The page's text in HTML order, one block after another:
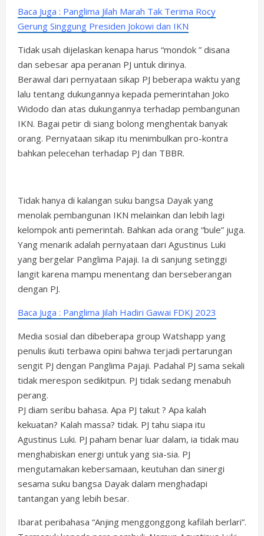
Baca Juga : Panglima Jilah Marah Tak Terima Rocy
Gerung Singgung Presiden Jokowi dan IKN
Tidak usah dijelaskan kenapa harus “mondok ” disana
dan sebesar apa peranan PJ untuk dirinya.
Berawal dari pernyataan sikap PJ beberapa waktu yang
lalu tentang dukungannya kepada pemerintahan Joko
Widodo dan atas dukungannya terhadap pembangunan
IKN. Bagai petir di siang bolong menghentak banyak
orang. Pernyataan sikap itu menimbulkan pro-kontra
bahkan pelecehan terhadap PJ dan TBBR.
Tidak hanya di kalangan suku bangsa Dayak yang
menolak pembangunan IKN melainkan dan lebih lagi
kelompok anti pemerintah. Bahkan ada orang “bule” juga.
Yang menarik adalah pernyataan dari Agustinus Luki
yang bergelar Panglima Pajaji. Ia di sanjung setinggi
langit karena mampu menentang dan berseberangan
dengan PJ.
Baca Juga : Panglima Jilah Hadiri Gawai FDKJ 2023
Media sosial dan dibeberapa group Watshapp yang
penulis ikuti terbawa opini bahwa terjadi pertarungan
sengit PJ dengan Panglima Pajaji. Padahal PJ sama sekali
tidak merespon sedikitpun. PJ tidak sedang menabuh
perang.
PJ diam seribu bahasa. Apa PJ takut ? Apa kalah
kekuatan? Kalah massa? tidak. PJ tahu siapa itu
Agustinus Luki. PJ paham benar luar dalam, ia tidak mau
menghabiskan energi untuk yang sia-sia. PJ
mengutamakan kebersamaan, keutuhan dan sinergi
sesama suku bangsa Dayak dalam menghadapi
tantangan yang lebih besar.
Ibarat peribahasa “Anjing menggonggong kafilah berlari”.